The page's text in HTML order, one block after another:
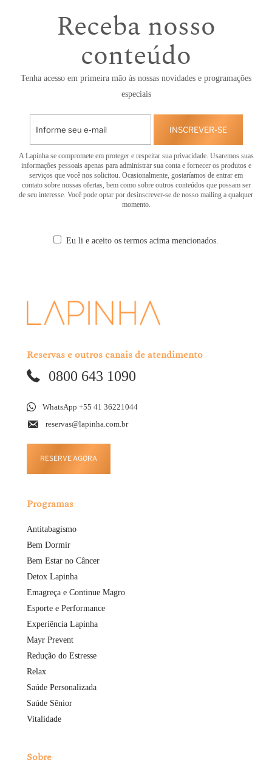
Receba nosso
conteúdo
Tenha acesso em primeira mão às nossas novidades e programações
especiais
INSCREVER-SE
A Lapinha se compromete em proteger e respeitar sua privacidade. Usaremos suas
informações pessoais apenas para administrar sua conta e fornecer os produtos e
serviços que você nos solicitou. Ocasionalmente, gostaríamos de entrar em
contato sobre nossas ofertas, bem como sobre outros conteúdos que possam ser
de seu interesse. Você pode optar por desinscrever-se de nosso mailing a qualquer
momento.
Eu li e aceito os termos acima mencionados.
Reservas e outros canais de atendimento
0800 643 1090
WhatsApp +55 41 36221044
reservas@lapinha.com.br
RESERVE AGORA
Programas
Antitabagismo
Bem Dormir
Bem Estar no Câncer
Detox Lapinha
Emagreça e Continue Magro
Esporte e Performance
Experiência Lapinha
Mayr Prevent
Redução do Estresse
Relax
Saúde Personalizada
Saúde Sênior
Vitalidade
Sobre